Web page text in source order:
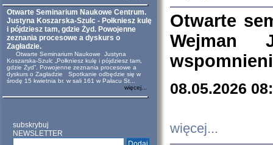
Otwarte Seminarium Naukowe Centrum.
Justyna Koszarska-Szulc - Połkniesz kulę
i pójdziesz tam, gdzie Żyd. Powojenne
zeznania procesowe a dyskurs o
Zagładzie.
Otwarte Seminarium Naukowe Justyna
Koszarska-Szulc „Połkniesz kulę i pójdziesz tam,
gdzie Żyd”. Powojenne zeznania procesowe a
dyskurs o Zagładzie Spotkanie odbędzie się w
środę 15 kwietnia br. w sali 161 w Pałacu St...
więcej...
subskrybuj
NEWSLETTER
Otwarte
Wejman
08.05.2026
więcej...